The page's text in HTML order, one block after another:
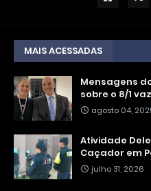
MAIS ACESSADAS
Mensagens
sobre o 8/1
agosto 04,
Atividade
Caçador em
julho 31, 2026